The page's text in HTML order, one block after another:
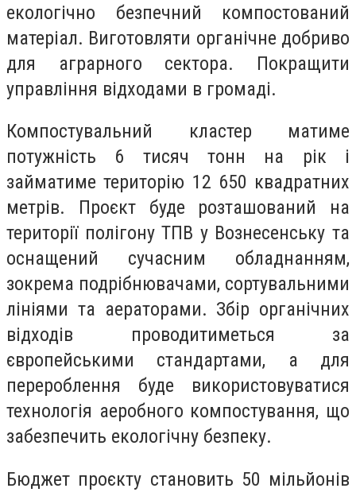
екологічно безпечний компостований
матеріал. Виготовляти органічне добриво
для аграрного сектора. Покращити
управління відходами в громаді.
Компостувальний кластер матиме
потужність 6 тисяч тонн на рік і
займатиме територію 12 650 квадратних
метрів. Проєкт буде розташований на
території полігону ТПВ у Вознесенську та
оснащений сучасним обладнанням,
зокрема подрібнювачами, сортувальними
лініями та аераторами. Збір органічних
відходів проводитиметься за
європейськими стандартами, а для
перероблення буде використовуватися
технологія аеробного компостування, що
забезпечить екологічну безпеку.
Бюджет проєкту становить 50 мільйонів